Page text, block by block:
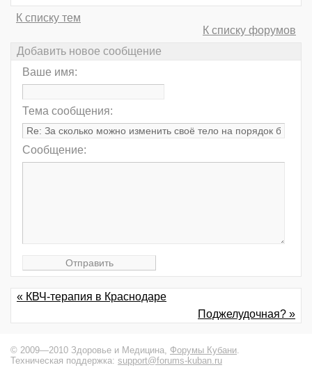
К списку тем
К списку форумов
Добавить новое сообщение
Ваше имя:
Тема сообщения:
Сообщение:
« КВЧ-терапия в Краснодаре
Поджелудочная? »
© 2009—2010 Здоровье и Медицина, Форумы Кубани.
Техническая поддержка: support@forums-kuban.ru